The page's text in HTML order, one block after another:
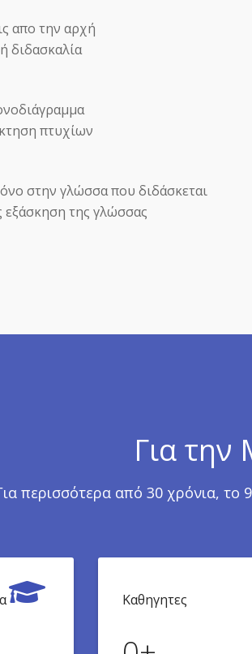
απο την αρχή
διδασκαλία
πτυχίων
στην γλώσσα που διδάσκεται
της γλώσσας
Για
περισσότερα από 30 χρόνια, το
Καθηγητες